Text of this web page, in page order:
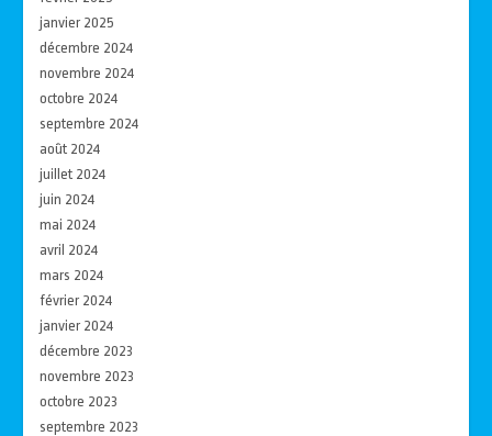
janvier 2025
décembre 2024
novembre 2024
octobre 2024
septembre 2024
août 2024
juillet 2024
juin 2024
mai 2024
avril 2024
mars 2024
février 2024
janvier 2024
décembre 2023
novembre 2023
octobre 2023
septembre 2023